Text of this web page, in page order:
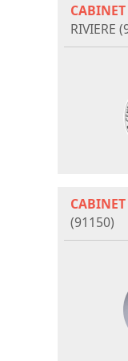
RIVIERE
CABINET
(91150)